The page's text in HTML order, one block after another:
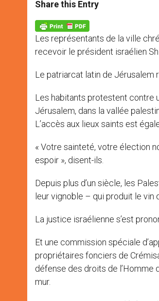
s
p
p
e
g
e
r
b
k
Share this Entry
Les représentants de la ville
recevoir le président israélien
Le patriarcat latin de Jérusalem
Les habitants protestent contre
Jérusalem, dans la vallée
L’accès aux lieux saints est
« Votre sainteté, votre élection
espoir », disent-ils.
Depuis plus d’un siècle, les
leur vignoble – qui produit le
La justice israélienne s’est
Et une commission spéciale
propriétaires fonciers de
défense des droits de
mur.